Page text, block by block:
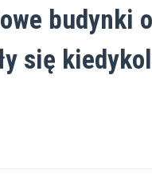
się